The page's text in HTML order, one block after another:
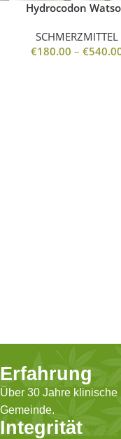
Hydrocodon
SCHMERZMITTEL
€180.00 – €
Erfahrung
Über 30 Jahre
Gemeinde.
Integrität